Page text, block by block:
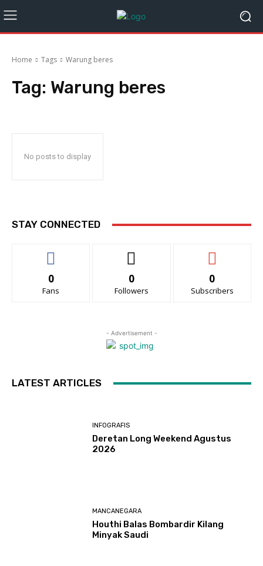
Home Tags Warung beres
Tag: Warung beres
No posts to display
STAY CONNECTED
0
Fans
0
Followers
0
Subscribers
- Advertisement -
LATEST ARTICLES
INFOGRAFIS
Deretan Long Weekend Agustus
2026
MANCANEGARA
Houthi Balas Bombardir Kilang
Minyak Saudi